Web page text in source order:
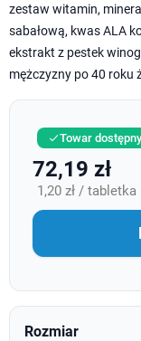
zestaw witamin,
sabałową, kwas ALA
ekstrakt z pestek
mężczyzny po 40 roku
Towar dostępny
72,19 zł
1,20 zł / tabletka
Rozmiar